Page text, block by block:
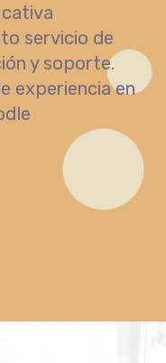
servicio de
y soporte.
experiencia en